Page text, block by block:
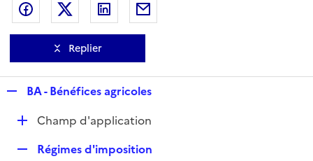
Partager sur Facebook
Partager sur Twitter
Partager sur LinkedIn
Replier
p
BA - Bénéfices agricoles
DChamp d'application
Régimes d'imposition